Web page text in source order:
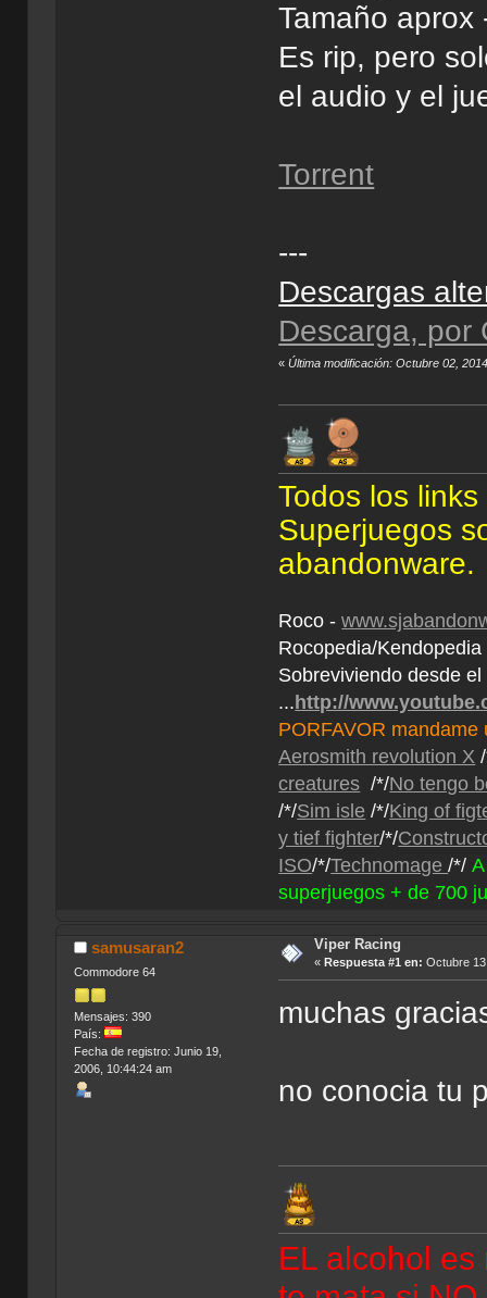
Tamaño aprox
Es rip, pero
el audio y el
Torrent
---
Descargas
Descarga, por
«Última modificación: Octubre 02,
Todos los
Superjuegos
abandonware.
Roco -
Rocopedia/Kendopedia
Sobreviviendo desde
... http://
PORFAVOR
Aerosmith revolution X
creatures /*/No tengo
/*/Sim isle /*/King of
y tief fighter/*/
ISO/*/Technomage/*/
superjuegos + de 700
samusaran2
Commodore 64
Mensajes: 390
País:
Fecha de registro: Junio 19,
2006, 10:44:24 am
Viper Racing
« Respuesta #1 en: Octubre
muchas
no conocia tu
EL alcohol es